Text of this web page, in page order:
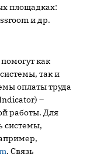
площадках:
и др.
как
так и
оплаты труда
–
работы. Для
системы,
. Связь